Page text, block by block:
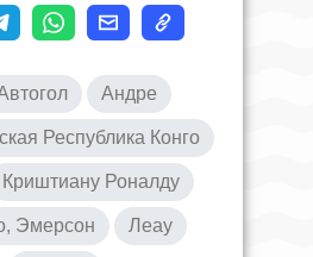
Андре
Республика Конго
Криштиану Роналду
Эмерсон Леау